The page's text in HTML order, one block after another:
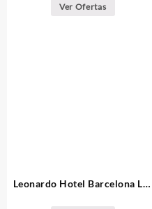
Ver Ofertas
Leonardo Hotel Barcelona Las